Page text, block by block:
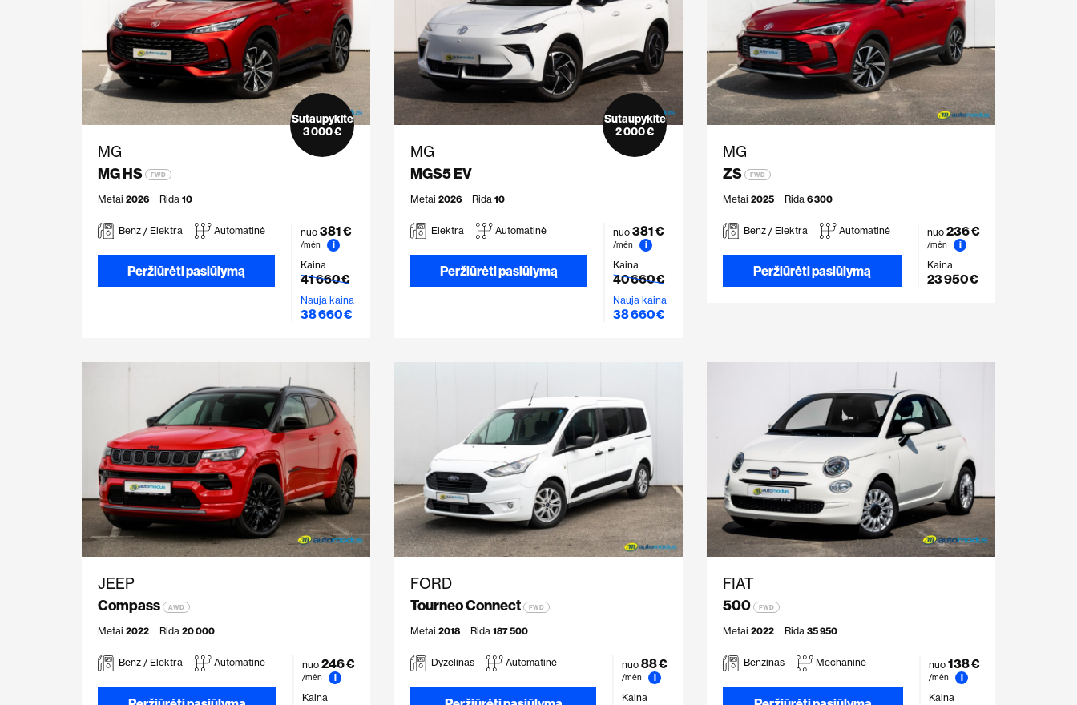
MG
MG HS
FWD
Metai 2026 Rida 10
Sutaupykite
3 000 €
Benz / Elektra Automatinė
Peržiūrėti pasiūlymą
nuo 381 €
/mėn
i
Kaina
41 660 €
Nauja kaina
38 660 €
MG
MGS5 EV
Metai 2026 Rida 10
Sutaupykite
2 000 €
Elektra Automatinė
Peržiūrėti pasiūlymą
nuo 381 €
/mėn
i
Kaina
40 660 €
Nauja kaina
38 660 €
MG
ZS
FWD
Metai 2025 Rida 6 300
Benz / Elektra Automatinė
Peržiūrėti pasiūlymą
nuo 236 €
/mėn
i
Kaina
23 950 €
JEEP
Compass
AWD
Metai 2022 Rida 20 000
Benz / Elektra Automatinė nuo 246 €
/mėn
i
Kaina
FORD
Tourneo Connect
FWD
Metai 2018 Rida 187 500
Dyzelinas Automatinė nuo 88 €
/mėn
i
Kaina
FIAT
500
FWD
Metai 2022 Rida 35 950
Benzinas Mechaninė nuo 138 €
/mėn
i
Kaina